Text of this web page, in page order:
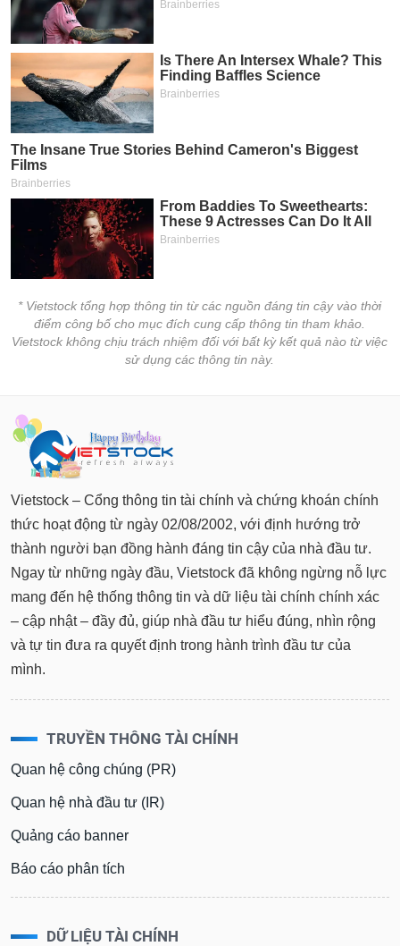
* Vietstock tổng hợp thông tin từ các nguồn đáng tin cậy vào thời
điểm công bố cho mục đích cung cấp thông tin tham khảo.
Vietstock không chịu trách nhiệm đối với bất kỳ kết quả nào từ việc
sử dụng các thông tin này.
Vietstock – Cổng thông tin tài chính và chứng khoán chính
thức hoạt động từ ngày 02/08/2002, với định hướng trở
thành người bạn đồng hành đáng tin cậy của nhà đầu tư.
Ngay từ những ngày đầu, Vietstock đã không ngừng nỗ lực
mang đến hệ thống thông tin và dữ liệu tài chính chính xác
– cập nhật – đầy đủ, giúp nhà đầu tư hiểu đúng, nhìn rộng
và tự tin đưa ra quyết định trong hành trình đầu tư của
mình.
TRUYỀN THÔNG TÀI CHÍNH
Quan hệ công chúng (PR)
Quan hệ nhà đầu tư (IR)
Quảng cáo banner
Báo cáo phân tích
DỮ LIỆU TÀI CHÍNH